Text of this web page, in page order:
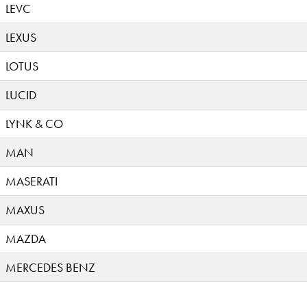
LEVC
LEXUS
LOTUS
LUCID
LYNK & CO
MAN
MASERATI
MAXUS
MAZDA
MERCEDES BENZ